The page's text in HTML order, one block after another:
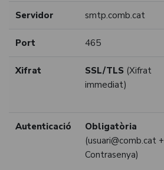
Servidor smtp.comb.cat
Port 465
Xifrat SSL/TLS (Xifrat
immediat)
Autenticació
Obligatòria
(usuari@comb.cat +
Contrasenya)